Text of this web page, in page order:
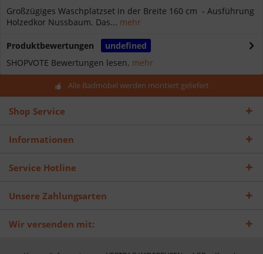
Großzügiges Waschplatzset in der Breite 160 cm - Ausführung
Holzedkor Nussbaum. Das... mehr
Produktbewertungen
undefined
SHOPVOTE Bewertungen lesen. mehr
Alle Badmöbel werden montiert geliefert
Shop Service
Informationen
Service Hotline
Unsere Zahlungsarten
Wir versenden mit: